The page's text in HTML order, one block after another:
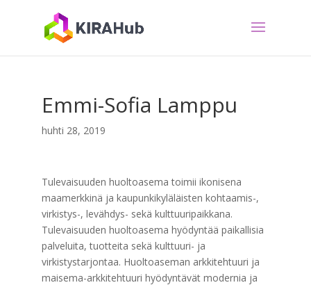
Emmi-Sofia Lamppu
huhti 28, 2019
Tulevaisuuden huoltoasema toimii ikonisena
maamerkkinä ja kaupunkikyläläisten kohtaamis-,
virkistys-, levähdys- sekä kulttuuripaikkana.
Tulevaisuuden huoltoasema hyödyntää paikallisia
palveluita, tuotteita sekä kulttuuri- ja
virkistystarjontaa. Huoltoaseman arkkitehtuuri ja
maisema-arkkitehtuuri hyödyntävät modernia ja